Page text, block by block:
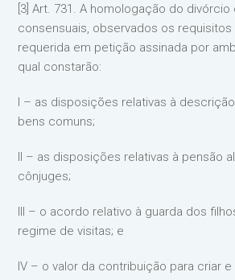
[3] Art. 731. A homologação do
consensuais, observados os
requerida em petição assinada por
qual constarão:
I – as disposições relativas à
bens comuns;
II – as disposições relativas à pensão
cônjuges;
III – o acordo relativo à guarda dos
regime de visitas; e
IV – o valor da contribuição para criar